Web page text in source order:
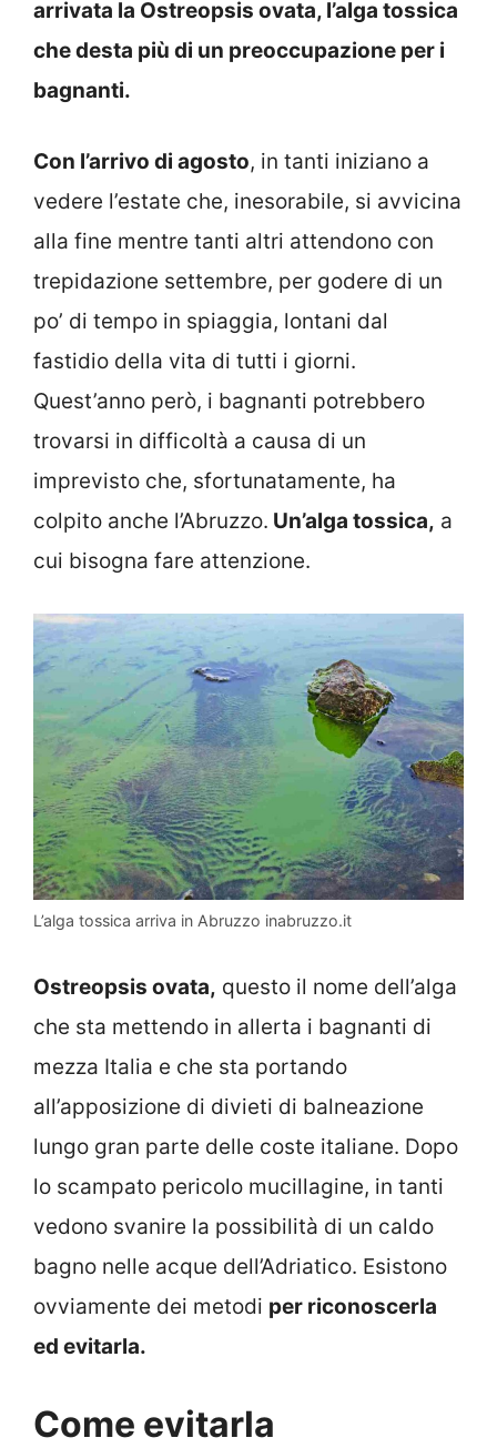
arrivata la Ostreopsis ovata, l’alga tossica
che desta più di un preoccupazione per i
bagnanti.
Con l’arrivo di agosto, in tanti iniziano a
vedere l’estate che, inesorabile, si avvicina
alla fine mentre tanti altri attendono con
trepidazione settembre, per godere di un
po’ di tempo in spiaggia, lontani dal
fastidio della vita di tutti i giorni.
Quest’anno però, i bagnanti potrebbero
trovarsi in difficoltà a causa di un
imprevisto che, sfortunatamente, ha
colpito anche l’Abruzzo. Un’alga tossica, a
cui bisogna fare attenzione.
L’alga tossica arriva in Abruzzo inabruzzo.it
Ostreopsis ovata, questo il nome dell’alga
che sta mettendo in allerta i bagnanti di
mezza Italia e che sta portando
all’apposizione di divieti di balneazione
lungo gran parte delle coste italiane. Dopo
lo scampato pericolo mucillagine, in tanti
vedono svanire la possibilità di un caldo
bagno nelle acque dell’Adriatico. Esistono
ovviamente dei metodi per riconoscerla
ed evitarla.
Come evitarla